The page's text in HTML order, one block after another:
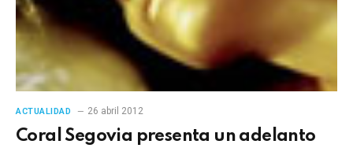
ACTUALIDAD 26 abril 2012
Coral Segovia presenta un adelanto